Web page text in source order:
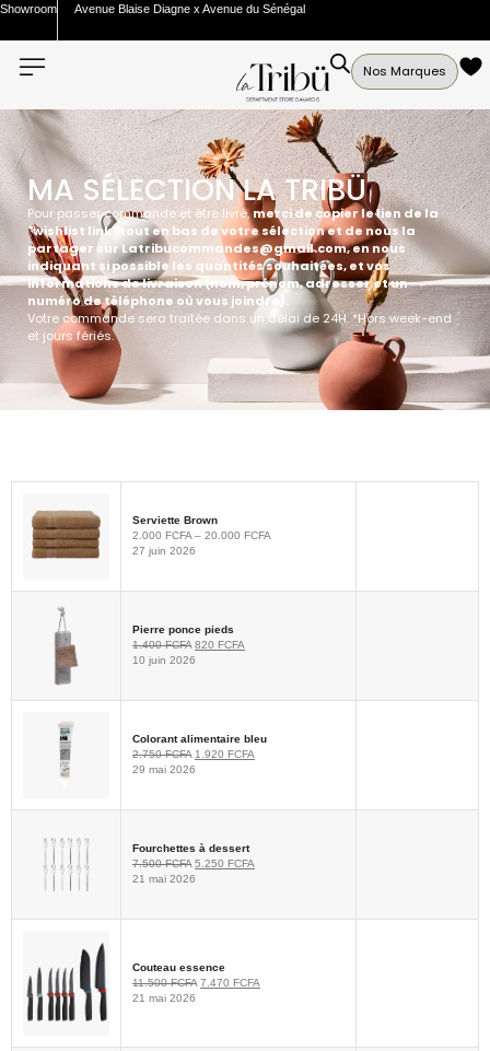
Showroom Avenue Blaise Diagne x Avenue du Sénégal
Nos Marques
MA SÉLECTION LA TRIBÜ
Pour passer commande et être livré,merci de copier le lien de la
"wishlist link" tout en bas de votre sélection et de nous la
partager sur Latribucommandes@gmail.com, en nous
indiquant si possible les quantités souhaitées, et vos
informations de livraison (nom, prénom, adresser et un
numéro de téléphone où vous joindre).
Votre commande sera traitée dans un délai de 24H. *Hors week-end
et jours fériés.
Serviette Brown
2.000 FCFA – 20.000 FCFA
27 juin 2026
Pierre ponce pieds
1.400FCFA 820 FCFA
10 juin 2026
Colorant alimentaire bleu
2.750FCFA 1.920 FCFA
29 mai 2026
Fourchettes à dessert
7.500FCFA 5.250 FCFA
21 mai 2026
Couteau essence
11.500FCFA 7.470 FCFA
21 mai 2026